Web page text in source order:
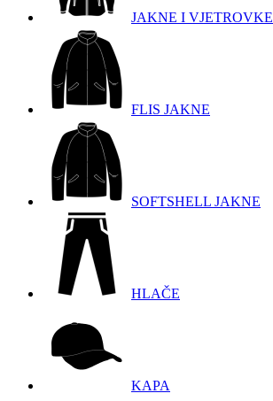
JAKNE I VJETROVKE
FLIS JAKNE
SOFTSHELL JAKNE
HLAČE
KAPA